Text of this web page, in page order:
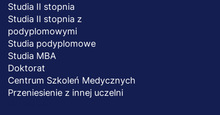
Studia II stopnia
Studia II stopnia z
podyplomowymi
Studia podyplomowe
Studia MBA
Doktorat
Centrum Szkoleń Medycznych
Przeniesienie z innej uczelni